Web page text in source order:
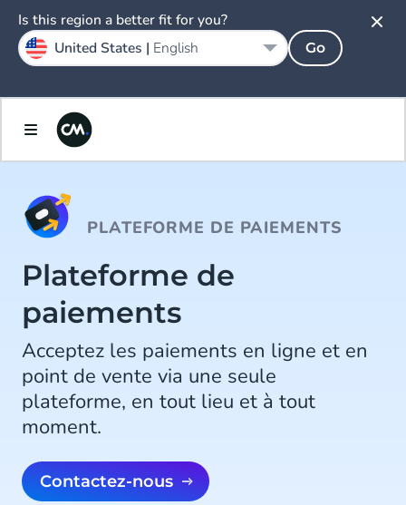
PLATEFORME DE PAIEMENTS
Plateforme de
paiements
Acceptez les paiements en ligne et en
point de vente via une seule
plateforme, en tout lieu et à tout
moment.
Contactez-nous
Is this region a better fit for you?
United States | English Go